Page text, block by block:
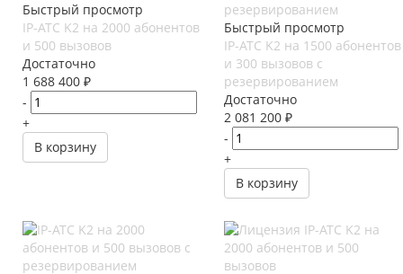
Быстрый просмотр
IP-АТС K2 на 2000 абонентов
и 500 вызовов
Достаточно
1 688 400 ₽
-
+
В корзину
Быстрый просмотр
IP-АТС K2 на 1500 абонентов
и 300 вызовов с
резервированием
Достаточно
2 081 200 ₽
-
+
В корзину